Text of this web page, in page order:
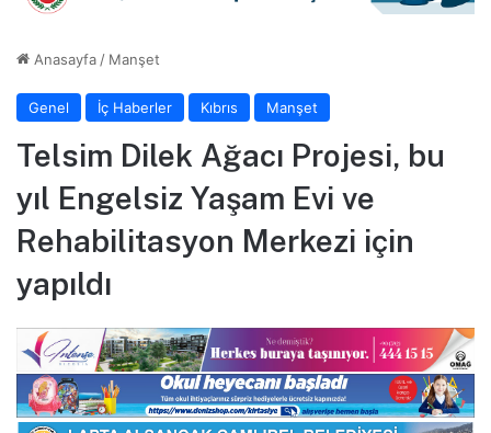
Anasayfa / Manşet
Genel İç Haberler Kıbrıs Manşet
Telsim Dilek Ağacı Projesi, bu
yıl Engelsiz Yaşam Evi ve
Rehabilitasyon Merkezi için
yapıldı